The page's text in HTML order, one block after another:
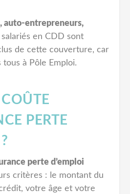
auto-entrepreneurs,
en CDD sont
de cette couverture, car
à Pôle Emploi.
PERTE
perte d’emploi
critères : le montant du
votre âge et votre